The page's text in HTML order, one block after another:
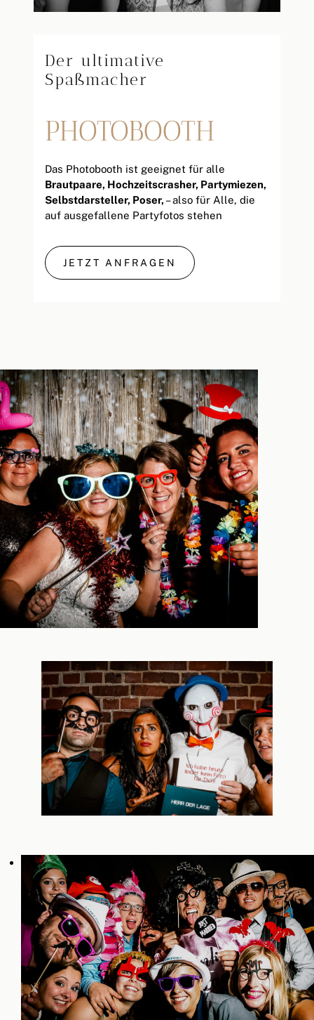
Der ultimative
Spaßmacher
PHOTOBOOTH
Das Photobooth ist geeignet für alle
Brautpaare, Hochzeitscrasher, Partymiezen,
Selbstdarsteller, Poser, – also für Alle, die
auf ausgefallene Partyfotos stehen
JETZT ANFRAGEN